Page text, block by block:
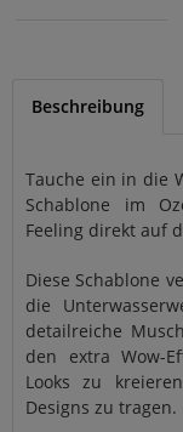
Beschreibung
Tauche ein in die
Schablone im
Feeling direkt auf
Diese Schablone
die
detailreiche
den extra Wow-
Looks zu
Designs zu tragen.